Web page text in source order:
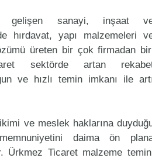
gelişen sanayi, inşaat
hırdavat, yapı malzemeleri
üreten bir çok firmadan
sektörde artan
ve hızlı temin imkanı ile
ve meslek haklarına
daima ön
Ürkmez Ticaret malzeme